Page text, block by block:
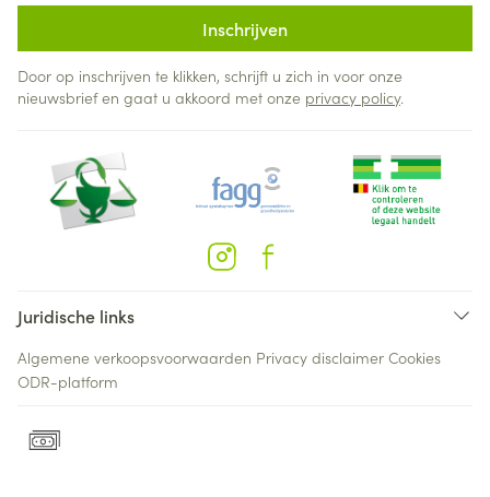
Inschrijven
Door op inschrijven te klikken, schrijft u zich in voor onze
nieuwsbrief en gaat u akkoord met onze privacy policy.
Juridische links
Algemene verkoopsvoorwaarden Privacy disclaimer Cookies
ODR-platform